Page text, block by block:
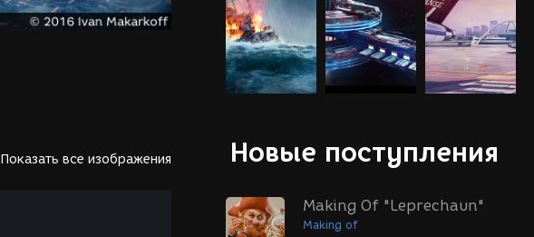
Новые поступления
Making Of "Leprechaun"
Making of
Показать все изображения